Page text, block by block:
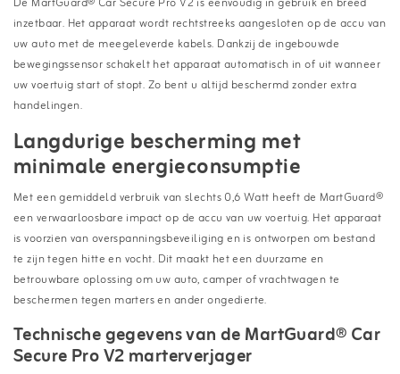
inzetbaar. Het apparaat wordt rechtstreeks aangesloten op de accu van
uw auto met de meegeleverde kabels. Dankzij de ingebouwde
bewegingssensor schakelt het apparaat automatisch in of uit wanneer
uw voertuig start of stopt. Zo bent u altijd beschermd zonder extra
handelingen.
Langdurige bescherming met
minimale energieconsumptie
Met een gemiddeld verbruik van slechts 0,6 Watt heeft de MartGuard®
een verwaarloosbare impact op de accu van uw voertuig. Het apparaat
is voorzien van overspanningsbeveiliging en is ontworpen om bestand
te zijn tegen hitte en vocht. Dit maakt het een duurzame en
betrouwbare oplossing om uw auto, camper of vrachtwagen te
beschermen tegen marters en ander ongedierte.
Technische gegevens van de MartGuard® Car
Secure Pro V2 marterverjager